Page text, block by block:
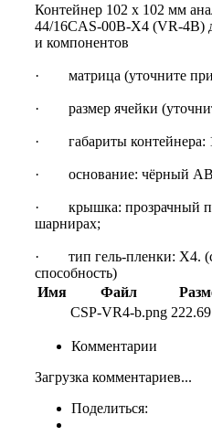
Контейнер 102 х 102 мм
44/16CAS-00B-X4 (VR-4B)
и компонентов
· матрица (уточните при
· размер ячейки
· габариты контейнера:
· основание: чёрный
· крышка: прозрачный
шарнирах;
· тип гель-пленки: X4.
способность)
Имя
Файл
CSP-VR4-b.png
Комментарии
Загрузка комментариев...
Поделиться: